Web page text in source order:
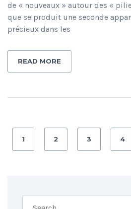
de « nouveaux » autour des «
que se produit une seconde
précieux dans les
READ MORE
1 2 3 4